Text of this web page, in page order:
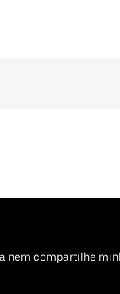
nem compartilhe